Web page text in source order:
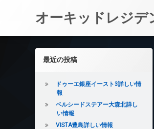
オーキッドレジデ
左サイドバー
最近の投稿
ドゥーエ銀座イースト3詳しい情
報
ベルシードステアー大森北詳し
い情報
VISTA豊島詳しい情報